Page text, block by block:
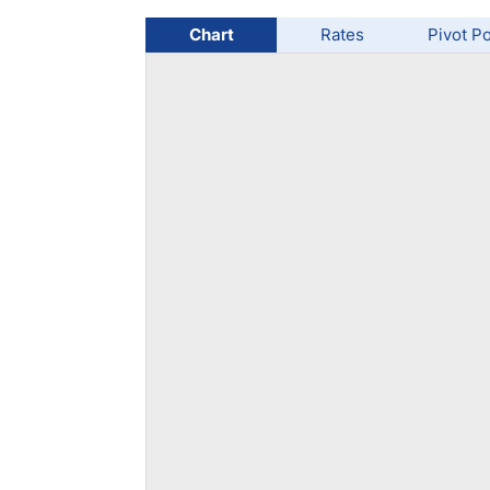
Chart Rates Pivot